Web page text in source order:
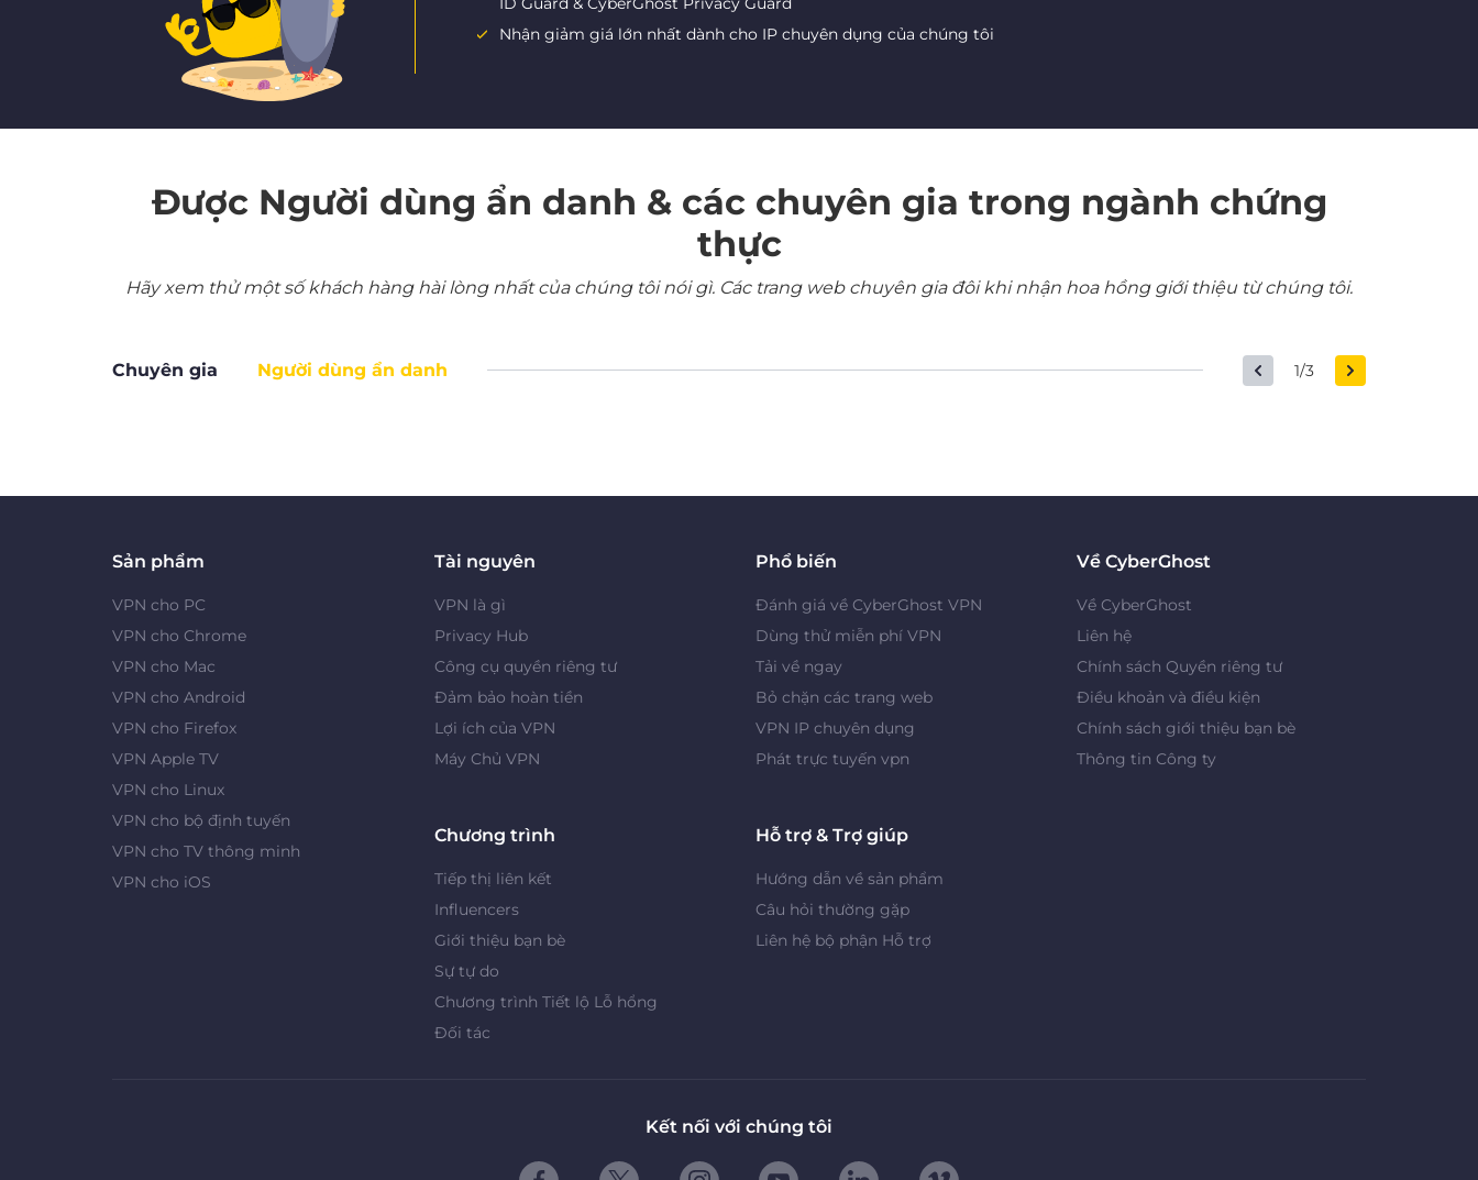
Nhận giảm giá lớn nhất dành cho IP chuyên dụng của chúng tôi
Được Người dùng ẩn danh & các chuyên gia trong ngành chứng
thực
Hãy xem thử một số khách hàng hài lòng nhất của chúng tôi nói gì. Các trang web chuyên gia đôi khi nhận hoa hồng giới thiệu từ chúng tôi.
Chuyên gia Người dùng ẩn danh 1/3
Sản phẩm
VPN cho PC
VPN cho Chrome
VPN cho Mac
VPN cho Android
VPN cho Firefox
VPN Apple TV
VPN cho Linux
VPN cho bộ định tuyến
VPN cho TV thông minh
VPN cho iOS
Tài nguyên
VPN là gì
Privacy Hub
Công cụ quyền riêng tư
Đảm bảo hoàn tiền
Lợi ích của VPN
Máy Chủ VPN
Phổ biến
Đánh giá về CyberGhost VPN
Dùng thử miễn phí VPN
Tải về ngay
Bỏ chặn các trang web
VPN IP chuyên dụng
Phát trực tuyến vpn
Về CyberGhost
Về CyberGhost
Liên hệ
Chính sách Quyền riêng tư
Điều khoản và điều kiện
Chính sách giới thiệu bạn bè
Thông tin Công ty
Chương trình
Tiếp thị liên kết
Influencers
Giới thiệu bạn bè
Sự tự do
Chương trình Tiết lộ Lỗ hổng
Đối tác
Hỗ trợ & Trợ giúp
Hướng dẫn về sản phẩm
Câu hỏi thường gặp
Liên hệ bộ phận Hỗ trợ
Kết nối với chúng tôi